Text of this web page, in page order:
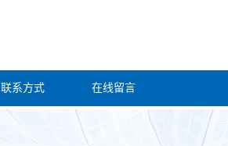
联系方式 在线留言